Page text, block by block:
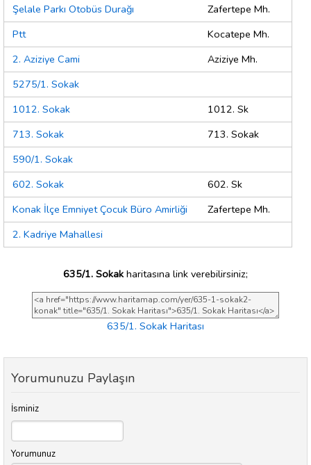
Şelale Parkı Otobüs Durağı
Zafertepe Mh.
Ptt
Kocatepe Mh.
2. Aziziye Cami
Aziziye Mh.
5275/1. Sokak
1012. Sokak
1012. Sk
713. Sokak
713. Sokak
590/1. Sokak
602. Sokak
602. Sk
Konak İlçe Emniyet Çocuk Büro Amirliği
Zafertepe Mh.
2. Kadriye Mahallesi
635/1. Sokak haritasına link verebilirsiniz;
635/1. Sokak Haritası
Yorumunuzu Paylaşın
İsminiz
Yorumunuz